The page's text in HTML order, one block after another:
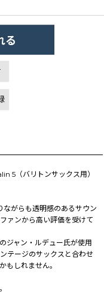
る
5（バリトンサックス用）
がらも透明感のあるサウン
ァンから高い評価を受けて
ジャン・ルデュー氏が使用
テージのサックスと合わせ
もしれません。